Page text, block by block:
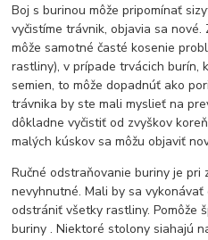
Boj s burinou môže pripomínať
vyčistíme trávnik, objavia sa
môže samotné časté kosenie
rastliny), v prípade trvácich burín,
semien, to môže dopadnúť ako
trávnika by ste mali myslieť na
dôkladne vyčistiť od zvyškov
malých kúskov sa môžu objaviť
Ručné odstraňovanie buriny je
nevyhnutné. Mali by sa
odstrániť všetky rastliny. Pomôže
buriny . Niektoré stolony siahajú